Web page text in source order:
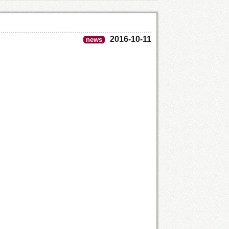
news 2016-10-11